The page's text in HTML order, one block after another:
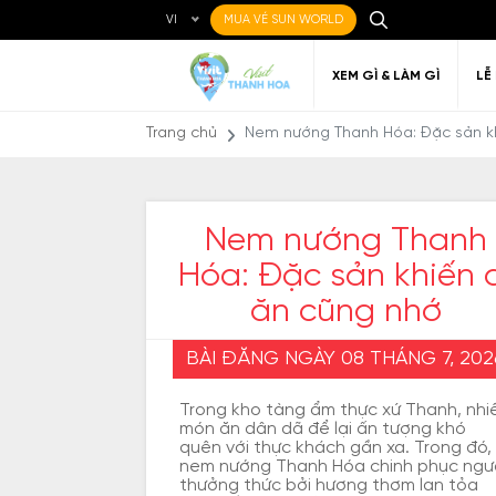
VI MUA VÉ SUN WORLD
XEM GÌ & LÀM GÌ LỄ
Điểm đến yêu thích Nghệ thuật
Ẩm thực Địa phương Địa điểm ăn uống
Về Thanh Hóa Đi đến Thanh Hóa
Di
Trang chủ Nem nướng Thanh Hóa: Đặc sản
Nem nướng Thanh
Hóa: Đặc sản khiến
ăn cũng nhớ
BÀI ĐĂNG NGÀY 08 THÁNG 7,
Trong kho tàng ẩm thực xứ Thanh,
món ăn dân dã để lại ấn tượng khó
quên với thực khách gần xa. Trong đó,
nem nướng Thanh Hóa chinh phục
thưởng thức bởi hương thơm lan tỏa